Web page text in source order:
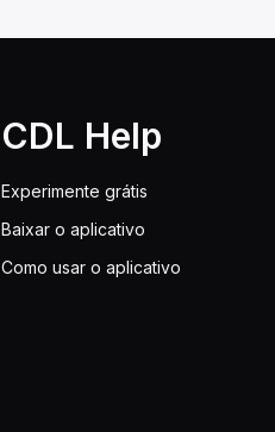
CDL Help
Experimente grátis
Baixar o aplicativo
Como usar o aplicativo